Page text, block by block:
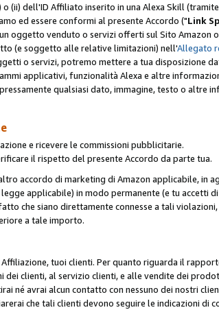
o (ii) dell'ID Affiliato inserito in una Alexa Skill
ed essere conformi al presente Accordo ("Link
oggetto venduto o servizi offerti sul Sito Amazon
(e soggetto alle relative limitazioni) nell'Allegato
o servizi, potremo mettere a tua disposizione
applicativi, funzionalità Alexa e altre
qualsiasi dato, immagine, testo o altre
e ricevere le commissioni pubblicitarie.
il rispetto del presente Accordo da parte tua.
accordo di marketing di Amazon applicabile, in
applicabile) in modo permanente (e tu accetti
che siano direttamente connesse a tali
a tale importo.
tuoi clienti. Per quanto riguarda il
clienti, al servizio clienti, e alle vendite dei
né avrai alcun contatto con nessuno dei nostri
che tali clienti devono seguire le indicazioni di